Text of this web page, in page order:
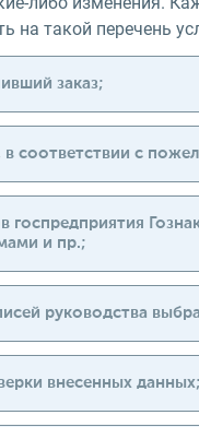
на такой перечень
заказ;
соответствии с
госпредприятия
и пр.;
руководства
внесенных данных;